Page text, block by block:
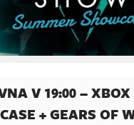
V 19:00 –
+ GEARS OF